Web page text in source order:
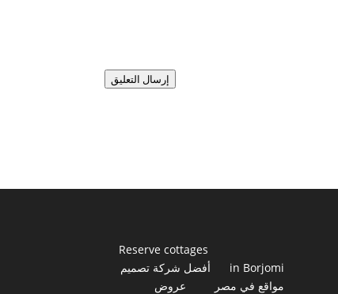
إرسال التعليق
Reserve cottages
in Borjomi
أفضل شركة تصميم
مواقع في مصر
عروض